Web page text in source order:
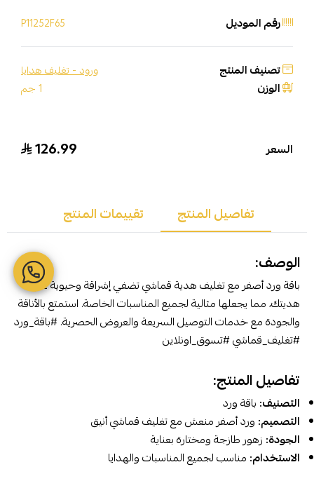
رقم الموديل P11252F65
تصنيف المنتج ورود - تغليف هدايا
الوزن 1 جم
السعر 126.99
تفاصيل المنتج تقييمات المنتج
الوصف:
باقة ورد أصفر مع تغليف هدية قماشي تضفي إشراقة وحيوية على
هديتك، مما يجعلها مثالية لجميع المناسبات الخاصة. استمتع بالأناقة
والجودة مع خدمات التوصيل السريعة والعروض الحصرية. #باقة_ورد
#تغليف_قماشي #تسوق_اونلاين
تفاصيل المنتج:
التصنيف: باقة ورد
التصميم: ورد أصفر منعش مع تغليف قماشي أنيق
الجودة: زهور طازجة ومختارة بعناية
الاستخدام: مناسب لجميع المناسبات والهدايا